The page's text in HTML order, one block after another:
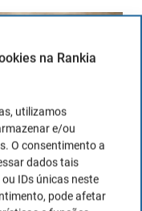
na Rankia
utilizamos
e/ou
O consentimento a
dados tais
IDs únicas neste
pode afetar